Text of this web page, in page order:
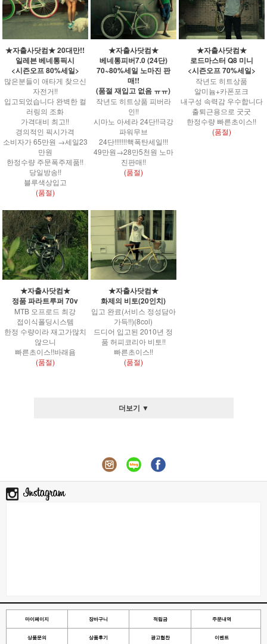
★자출사닷컴★ 20대만!!
일레븐 베네통픽시
<시즌오프 80%세일>
많은분들이 애타게 찾으신
자전거!!
입고되었습니다 완벽한 컬
러링의 조화
가격대비 최고!!
경의적인 픽시가격
소비자가 65만원 →세일23
만원
한정수량 주문폭주제품!!
당일방송!!
블루색상입고
(품절)
★자출사닷컴★
베네통피버7.0 (24단)
70~80%세일 노마진 판
매!!
(품절 재입고 없음 ㅠㅠ)
작년도 히트상품 피버라
인!!
시마노 아세라 24단!!극강
파워무브
24단!!!!!!!핵폭탄세일!!!
49만원→28만5천원 노마
진판매!!
(품절)
★자출사닷컴★
로드마스터 Q8 미니
<시즌오프 70%세일>
작년도 히트상품
알미늄+카폰포크
내구성 속력감 우수합니다
출퇴근용으로 굿굿
한정수량 빠른초이스!!
(품절)
★자출사닷컴★
정품 파라트루퍼 70v
MTB 오프로드 최강
접이식폴딩시스템
한정 수량이라 재고가많치
않으니
빠른초이스!!바래욤
(품절)
★자출사닷컴★
화제의 비토(20인치)
입고 완료(서비스 정성담아
가득!!)(8col)
드디어 입고된 2010년 정
품 허피코리아 비토!!
빠른초이스!!
(품절)
더보기 ▼
마이페이지 장바구니 적립금 주문내역
상품문의 상품후기 광고협찬 이벤트